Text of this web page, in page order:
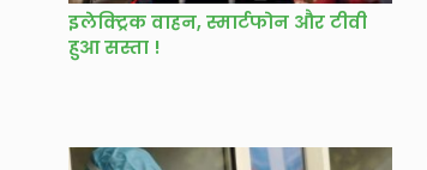
इलेक्ट्रिक वाहन, स्मार्टफोन और टीवी
हुआ सस्ता !